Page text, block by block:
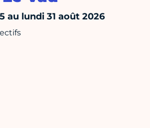
au lundi 31 août 2026